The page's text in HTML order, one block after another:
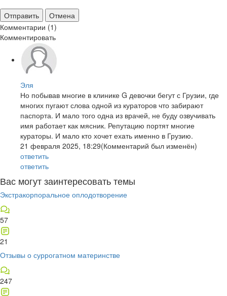
Отправить
Отмена
Комментарии (1)
Комментировать
Эля
Но побывав многие в клинике G девочки бегут с Грузии, где
многих пугают слова одной из кураторов что забирают
паспорта. И мало того одна из врачей, не буду озвучивать
имя работает как мясник. Репутацию портят многие
кураторы. И мало кто хочет ехать именно в Грузию.
21 февраля 2025, 18:29(Комментарий был изменён)
ответить
ответить
Вас могут заинтересовать темы
Экстракорпоральное оплодотворение
57
21
Отзывы о суррогатном материнстве
247